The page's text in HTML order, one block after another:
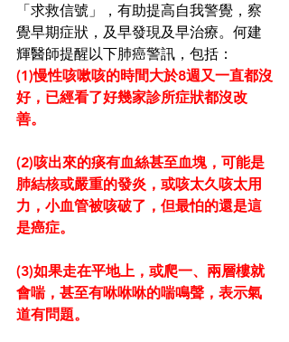
「求救信號」，有助提高自我警覺，察
覺早期症狀，及早發現及早治療。何建
輝醫師提醒以下肺癌警訊，包括：
(1)慢性咳嗽咳的時間大於8週又一直都沒
好，已經看了好幾家診所症狀都沒改
善。
(2)咳出來的痰有血絲甚至血塊，可能是
肺結核或嚴重的發炎，或咳太久咳太用
力，小血管被咳破了，但最怕的還是這
是癌症。
(3)如果走在平地上，或爬一、兩層樓就
會喘，甚至有咻咻咻的喘鳴聲，表示氣
道有問題。